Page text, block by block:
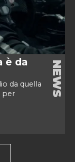
è da
da quella
per
NEWS